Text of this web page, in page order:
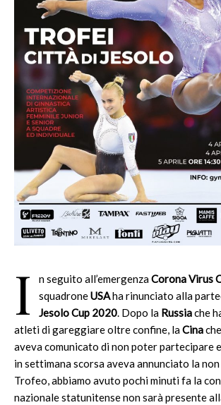
I n seguito all’emergenzaCorona Virus
squadroneUSAha rinunciato alla
Jesolo Cup 2020. Dopo la Russiache
atleti di gareggiare oltre confine, laCina
aveva comunicato di non poter partecipare e
in settimana scorsa aveva annunciato la
Trofeo, abbiamo avuto pochi minuti fa la
nazionale statunitense non sarà presente